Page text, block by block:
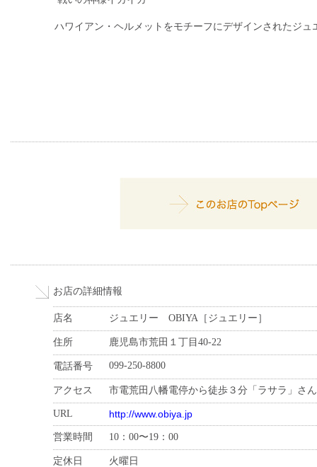
ハワイアン・ヘルメットをモチーフにデザインされたジュ
お店の詳細情報
店名 ジュエリー OBIYA［ジュエリー］
住所 鹿児島市荒田１丁目40-22
電話番号 099-250-8800
アクセス 市電荒田八幡電停から徒歩３分「ラサラ」さ
URL http://www.obiya.jp
営業時間 10：00〜19：00
定休日 火曜日